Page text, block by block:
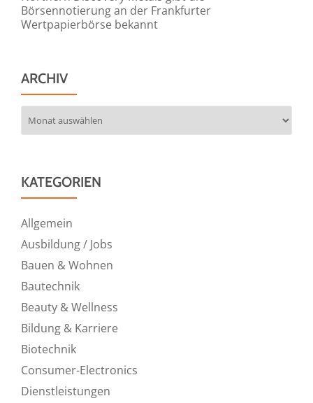
Börsennotierung an der Frankfurter
Wertpapierbörse bekannt
ARCHIV
KATEGORIEN
Allgemein
Ausbildung / Jobs
Bauen & Wohnen
Bautechnik
Beauty & Wellness
Bildung & Karriere
Biotechnik
Consumer-Electronics
Dienstleistungen